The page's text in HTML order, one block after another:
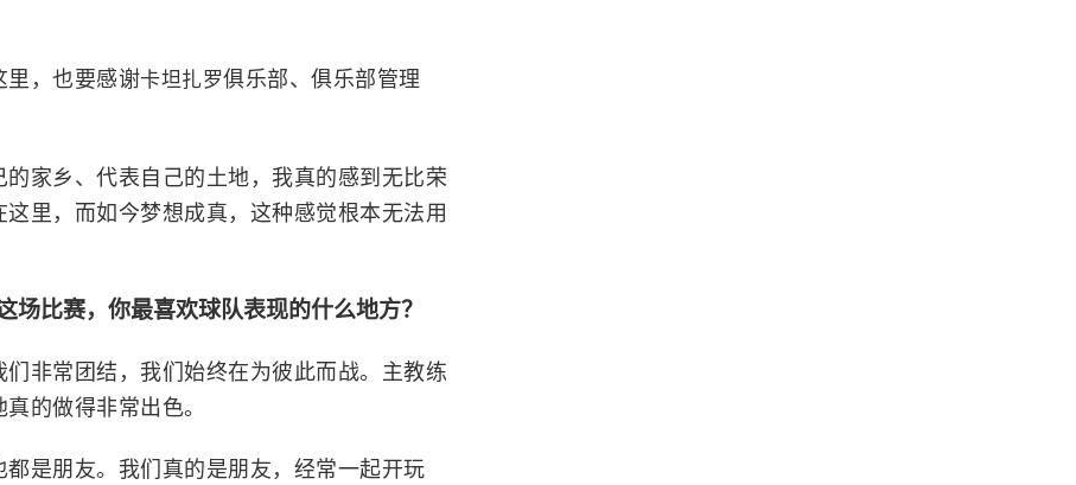
里，也要感谢卡坦扎罗俱乐部、俱乐部管理
家乡、代表自己的土地，我真的感到无比荣
里，而如今梦想成真，这种感觉根本无法用
比赛，你最喜欢球队表现的什么地方？
非常团结，我们始终在为彼此而战。主教练
的做得非常出色。
是朋友。我们真的是朋友，经常一起开玩